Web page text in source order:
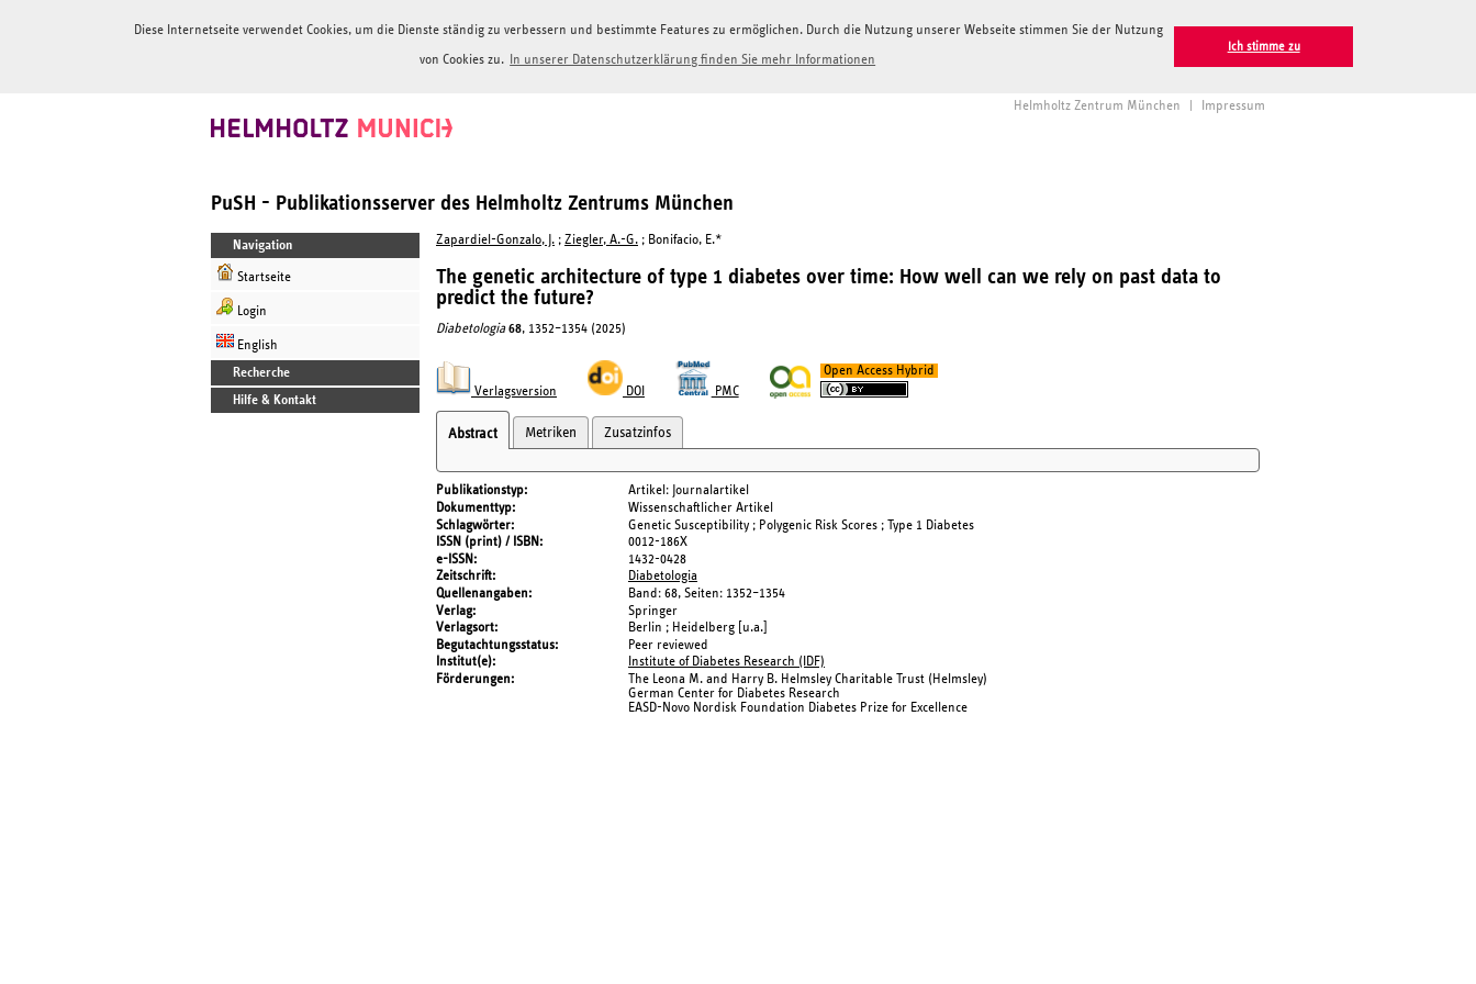
Diese Internetseite verwendet Cookies, um die Dienste ständig zu verbessern und bestimmte Features zu ermöglichen. Durch die Nutzung unserer Webseite stimmen Sie der Nutzung
von Cookies zu. In unserer Datenschutzerklärung finden Sie mehr Informationen
Ich stimme zu
Helmholtz Zentrum München Impressum
PuSH - Publikationsserver des Helmholtz Zentrums München
Navigation
Startseite
Login
English
Recherche
Hilfe & Kontakt
Zapardiel-Gonzalo, J. ; Ziegler, A.-G. ; Bonifacio, E.*
The genetic architecture of type 1 diabetes over time: How well can we rely on past data to
predict the future?
Diabetologia 68, 1352–1354 (2025)
Verlagsversion DOI PMC
Open Access Hybrid
Abstract Metriken Zusatzinfos
Publikationstyp
Artikel: Journalartikel
Dokumenttyp
Wissenschaftlicher Artikel
Schlagwörter
Genetic Susceptibility ; Polygenic Risk Scores ; Type 1 Diabetes
ISSN (print) / ISBN
0012-186X
e-ISSN
1432-0428
Zeitschrift
Diabetologia
Quellenangaben
Band: 68, Seiten: 1352–1354
Verlag
Springer
Verlagsort
Berlin ; Heidelberg [u.a.]
Begutachtungsstatus
Peer reviewed
Institut(e)
Institute of Diabetes Research (IDF)
Förderungen
The Leona M. and Harry B. Helmsley Charitable Trust (Helmsley)
German Center for Diabetes Research
EASD-Novo Nordisk Foundation Diabetes Prize for Excellence